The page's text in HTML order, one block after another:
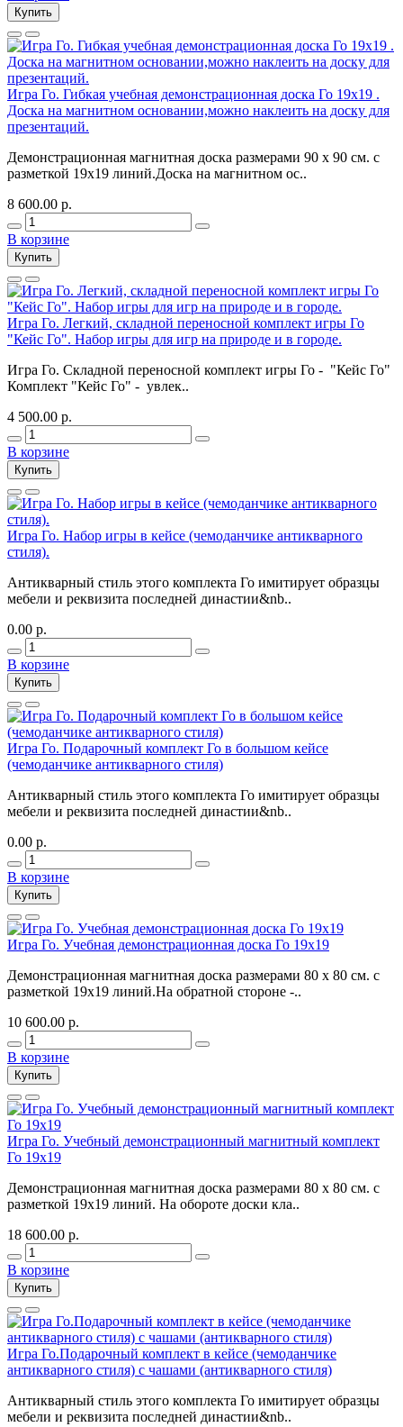
Купить
Игра Го. Гибкая учебная демонстрационная доска Го 19х19 .
Доска на магнитном основании,можно наклеить на доску для
презентаций.
Демонстрационная магнитная доска размерами 90 х 90 см. с
разметкой 19х19 линий.Доска на магнитном ос..
8 600.00 р.
В корзине
Купить
Игра Го. Легкий, складной переносной комплект игры Го
"Кейс Го". Набор игры для игр на природе и в городе.
Игра Го. Складной переносной комплект игры Го - "Кейс Го"
Комплект "Кейс Го" - увлек..
4 500.00 р.
В корзине
Купить
Игра Го. Набор игры в кейсе (чемоданчике антикварного
стиля).
Антикварный стиль этого комплекта Го имитирует образцы
мебели и реквизита последней династии&nb..
0.00 р.
В корзине
Купить
Игра Го. Подарочный комплект Го в большом кейсе
(чемоданчике антикварного стиля)
Антикварный стиль этого комплекта Го имитирует образцы
мебели и реквизита последней династии&nb..
0.00 р.
В корзине
Купить
Игра Го. Учебная демонстрационная доска Го 19х19
Демонстрационная магнитная доска размерами 80 х 80 см. с
разметкой 19х19 линий.На обратной стороне -..
10 600.00 р.
В корзине
Купить
Игра Го. Учебный демонстрационный магнитный комплект
Го 19х19
Демонстрационная магнитная доска размерами 80 х 80 см. с
разметкой 19х19 линий. На обороте доски кла..
18 600.00 р.
В корзине
Купить
Игра Го.Подарочный комплект в кейсе (чемоданчике
антикварного стиля) с чашами (антикварного стиля)
Антикварный стиль этого комплекта Го имитирует образцы
мебели и реквизита последней династии&nb..